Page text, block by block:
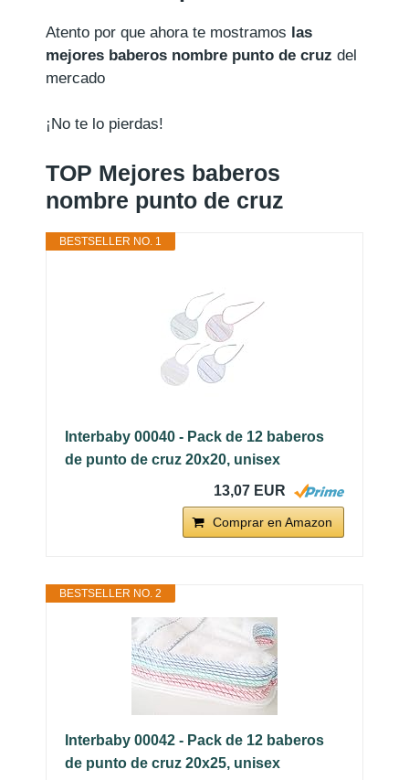
Atento por que ahora te mostramos las
mejores baberos nombre punto de cruz del
mercado
¡No te lo pierdas!
TOP Mejores baberos
nombre punto de cruz
BESTSELLER NO. 1
Interbaby 00040 - Pack de 12 baberos
de punto de cruz 20x20, unisex
13,07 EUR
Comprar en Amazon
BESTSELLER NO. 2
Interbaby 00042 - Pack de 12 baberos
de punto de cruz 20x25, unisex